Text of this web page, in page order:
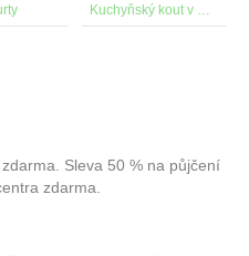
Kuchyňský kout v pokoji
Sleva 50 % na půjčení
zdarma.